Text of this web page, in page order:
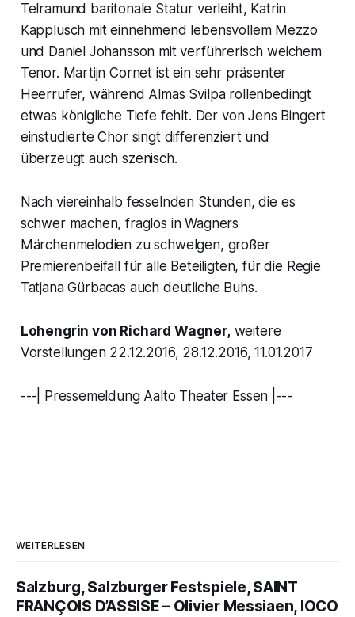
Telramund baritonale Statur verleiht, Katrin
Kapplusch mit einnehmend lebensvollem Mezzo
und Daniel Johansson mit verführerisch weichem
Tenor. Martijn Cornet ist ein sehr präsenter
Heerrufer, während Almas Svilpa rollenbedingt
etwas königliche Tiefe fehlt. Der von Jens Bingert
einstudierte Chor singt differenziert und
überzeugt auch szenisch.
Nach viereinhalb fesselnden Stunden, die es
schwer machen, fraglos in Wagners
Märchenmelodien zu schwelgen, großer
Premierenbeifall für alle Beteiligten, für die Regie
Tatjana Gürbacas auch deutliche Buhs.
Lohengrin von Richard Wagner,weitere
Vorstellungen 22.12.2016, 28.12.2016, 11.01.2017
---| Pressemeldung Aalto Theater Essen |---
WEITERLESEN
Salzburg, Salzburger Festspiele, SAINT
FRANÇOIS D’ASSISE – Olivier Messiaen, IOCO